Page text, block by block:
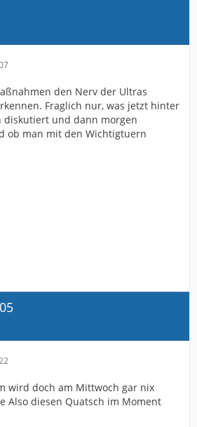
den Nerv der Ultras
Fraglich nur, was jetzt hinter
diskutiert und dann morgen
ob man mit den Wichtigtuern
wird doch am Mittwoch gar nix
Also diesen Quatsch im Moment